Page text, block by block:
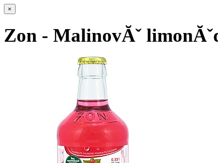
×
Zon - MalinovĂˇ